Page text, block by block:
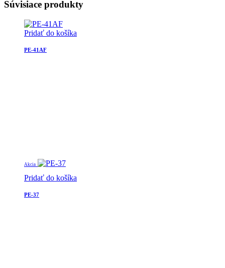
Súvisiace produkty
Pridať do košíka
PE-41AF
Akcia
Pridať do košíka
PE-37